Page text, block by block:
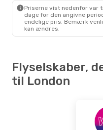
LON
- TLL
Priserne vist nedenfor var
dage for den angivne
endelige pris. Bemærk
kan ændres.
Flyselskaber,
til London